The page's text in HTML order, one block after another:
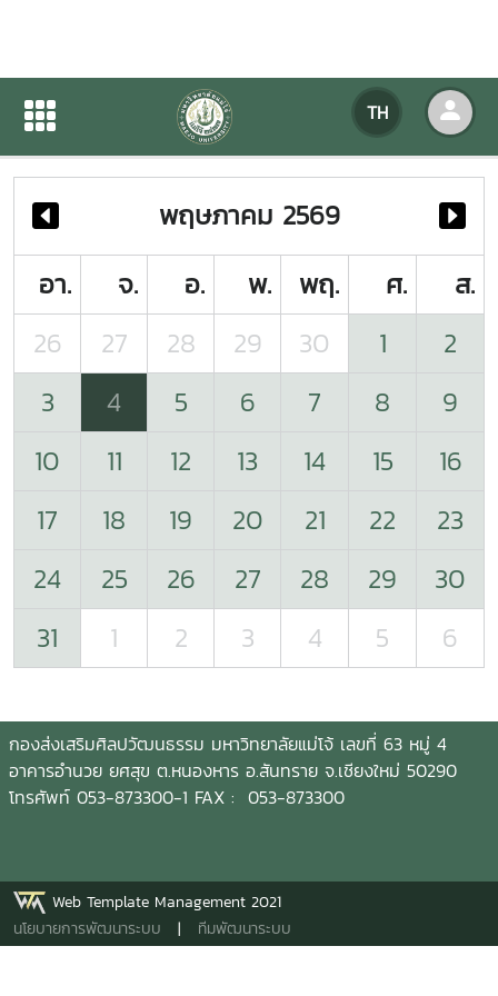
TH
ปฏิทินกิจกรรมของหน่วยงาน
ปฏิทินกิจกรรมของหน่วยงาน
พฤษภาคม 2569
อา.
จ. อ. พ. พฤ. ศ.
ส.
26
27 28 29 30 1
2
3
4 5 6 7 8
9
10
11 12 13 14 15
16
17
18 19 20 21 22
23
24
25 26 27 28 29
30
31
1 2 3 4 5 6
กองส่งเสริมศิลปวัฒนธรรม มหาวิทยาลัยแม่โจ้ เลขที่ 63 หมู่ 4
อาคารอำนวย ยศสุข ต.หนองหาร อ.สันทราย จ.เชียงใหม่ 50290
โทรศัพท์ 053-873300-1 FAX : 053-873300
Web Template Management 2021
นโยบายการพัฒนาระบบ | ทีมพัฒนาระบบ